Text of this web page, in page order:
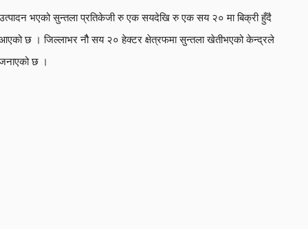
भएको सुन्तला प्रतिकेजी रु एक सयदेखि रु एक सय २० मा बिक्री हुँदै
छ । जिल्लाभर नौै सय २० हेक्टर क्षेत्रफमा सुन्तला खेतीभएको केन्द्रले
छ ।